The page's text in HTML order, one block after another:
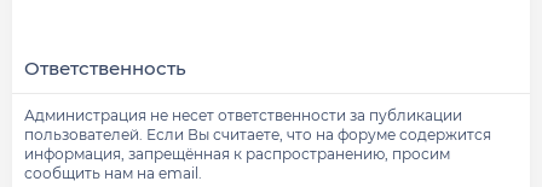
Ответственность
Администрация не несет ответственности за публикации
пользователей. Если Вы считаете, что на форуме содержится
информация, запрещённая к распространению, просим
сообщить нам на email.